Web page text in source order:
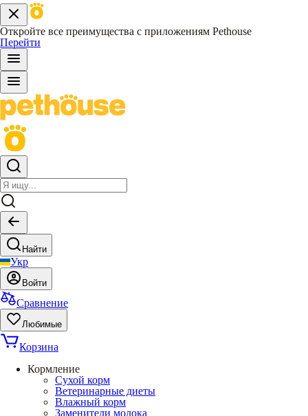
Откройте все преимущества с приложениям Pethouse
Перейти
Найти
Укр
Войти
Сравнение
Любимые
Корзина
Кормление
Сухой корм
Ветеринарные диеты
Влажный корм
Заменители молока